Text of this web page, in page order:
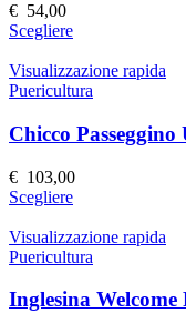
scelte
nella
pagina
del
prodotto
€ 54,00
ScegliereQuesto
ha
più
Le
opzioni
possono
essere
scelte
nella
pagina
del
prodotto
Visualizzazione rapida
Puericultura
Chicco Passeggino
€ 103,00
ScegliereQuesto
ha
più
Le
Visualizzazione rapida
Puericultura
Inglesina Welcome